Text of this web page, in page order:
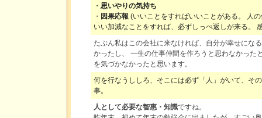
・ 思いやりの気持ち
・ 因果応報 (いいことをすればいいことがある。 人
いい加減なことをすれば、必ずしっぺ返しが来る。
たぶん私はこの会社に来なければ、自分が幸せにな
かったし、 一生の仕事仲間を作ろうと思わなかった
を気づかなかったと思います。
何を行なうししろ、そこには必ず「人」がいて、そ
事。
人として必要な智惠・知識ですね。